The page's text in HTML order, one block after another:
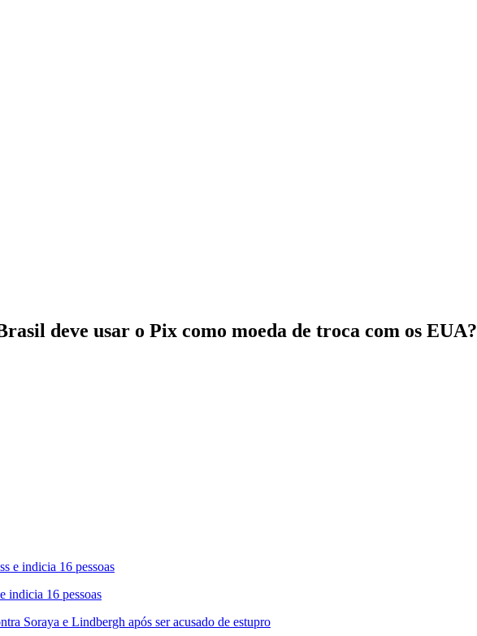
deve usar o Pix como moeda de troca com os EUA?
indicia 16 pessoas